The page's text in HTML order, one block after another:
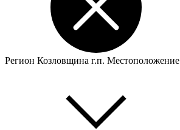
Регион Козловщина г.п. Местоположение